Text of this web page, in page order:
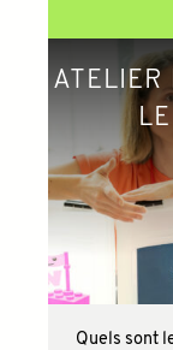
ATELIER
Quels sont